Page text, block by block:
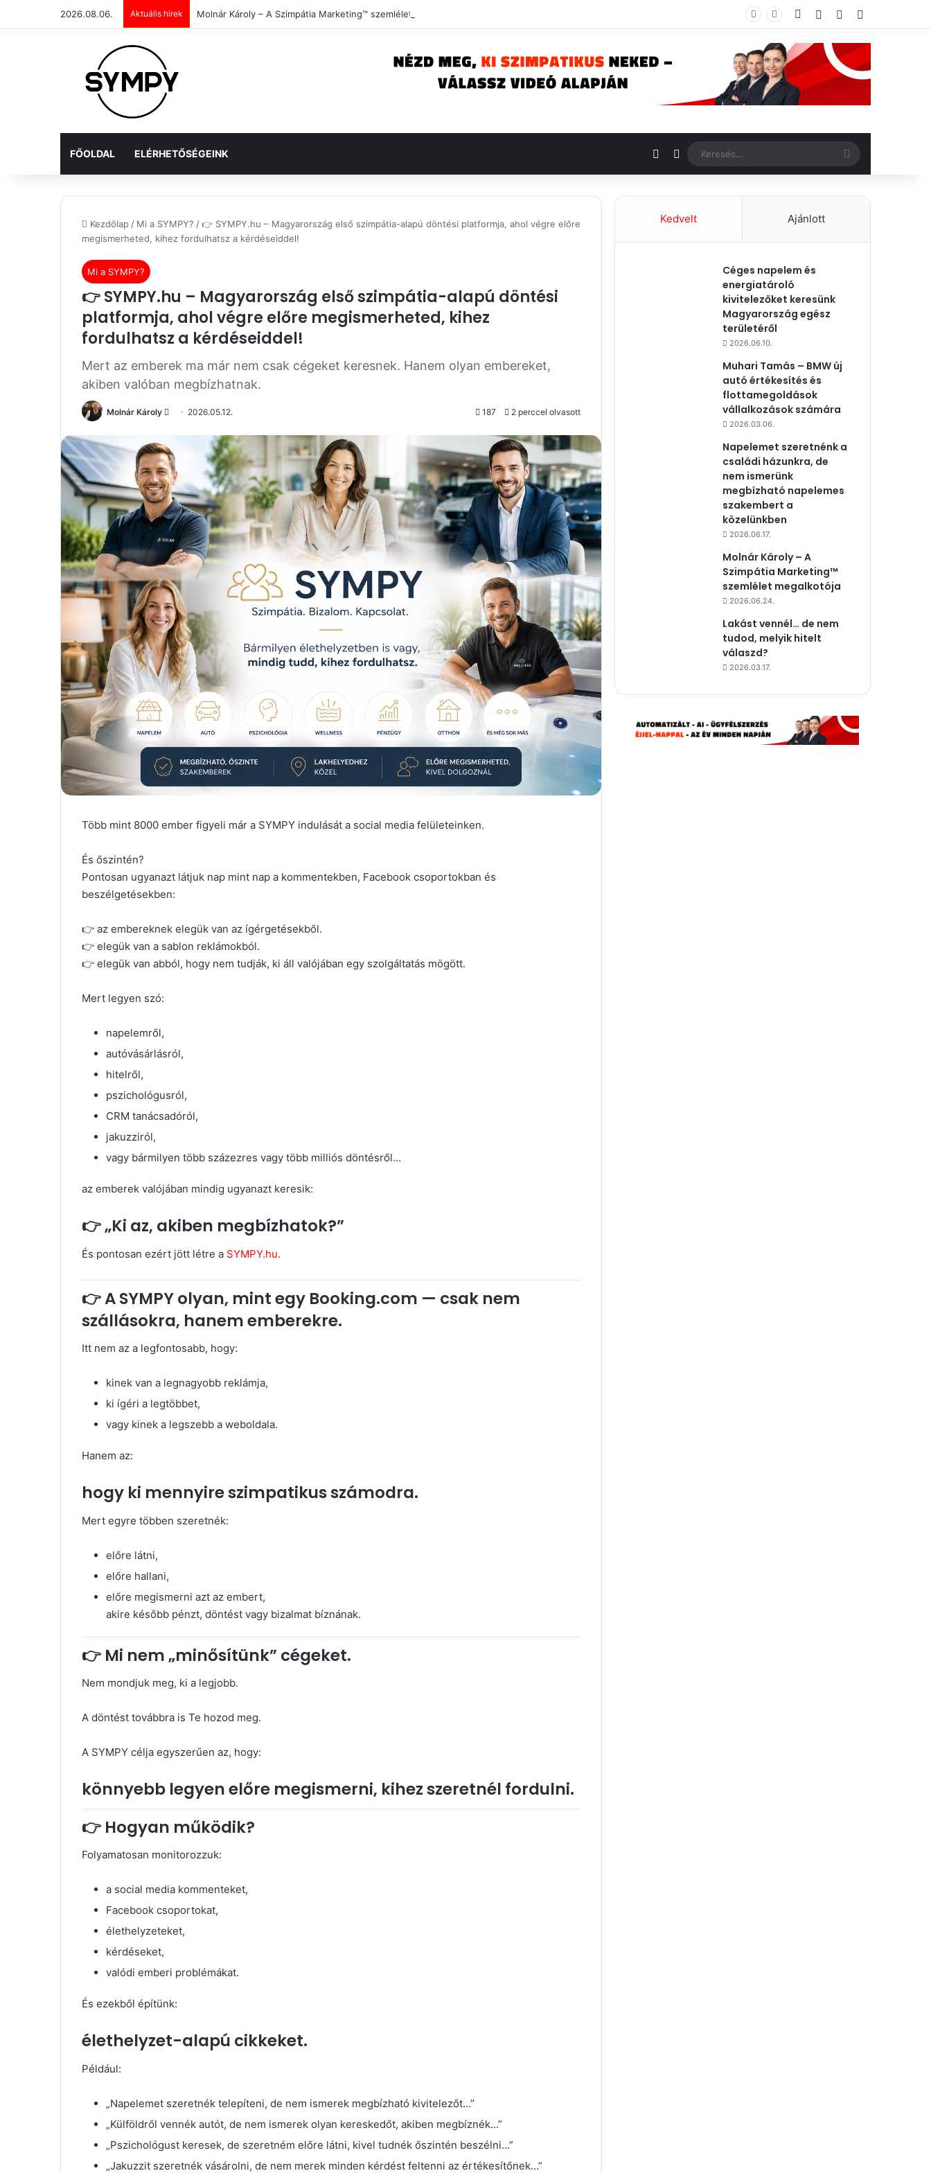
2026.08.06. Aktuális hírek Molnár Károly – A Szimpátia Marketing™ szemlélet megalkotója FacebookBejelentkezés
Véletlenszerű
FŐOLDAL ELÉRHETŐSÉGEINK Véletlenszerű cikk
Switch skin
Kezdőlap / Mi a SYMPY? / 👉 SYMPY.hu – Magyarország első szimpátia-alapú döntési platformja, ahol végre előre
megismerheted, kihez fordulhatsz a kérdéseiddel!
Mi a SYMPY?
👉 SYMPY.hu – Magyarország első szimpátia-alapú döntési
platformja, ahol végre előre megismerheted, kihez
fordulhatsz a kérdéseiddel!
Mert az emberek ma már nem csak cégeket keresnek. Hanem olyan embereket,
akiben valóban megbízhatnak.
Molnár Károly
d
a
n
e
m
a
i
l
2026.05.12. 187 2 perccel olvasott
Több mint 8000 ember figyeli már a SYMPY indulását a social media felületeinken.
És őszintén?
Pontosan ugyanazt látjuk nap mint nap a kommentekben, Facebook csoportokban és
beszélgetésekben:
👉 az embereknek elegük van az ígérgetésekből.
👉 elegük van a sablon reklámokból.
👉 elegük van abból, hogy nem tudják, ki áll valójában egy szolgáltatás mögött.
Mert legyen szó:
napelemről,
autóvásárlásról,
hitelről,
pszichológusról,
CRM tanácsadóról,
jakuzziról,
vagy bármilyen több százezres vagy több milliós döntésről…
az emberek valójában mindig ugyanazt keresik:
👉 „Ki az, akiben megbízhatok?”
És pontosan ezért jött létre a SYMPY.hu.
👉 A SYMPY olyan, mint egy Booking.com — csak nem
szállásokra, hanem emberekre.
Itt nem az a legfontosabb, hogy:
kinek van a legnagyobb reklámja,
ki ígéri a legtöbbet,
vagy kinek a legszebb a weboldala.
Hanem az:
hogy ki mennyire szimpatikus számodra.
Mert egyre többen szeretnék:
előre látni,
előre hallani,
előre megismerni azt az embert,
akire később pénzt, döntést vagy bizalmat bíznának.
👉 Mi nem „minősítünk” cégeket.
Nem mondjuk meg, ki a legjobb.
A döntést továbbra is Te hozod meg.
A SYMPY célja egyszerűen az, hogy:
könnyebb legyen előre megismerni, kihez szeretnél fordulni.
👉 Hogyan működik?
Folyamatosan monitorozzuk:
a social media kommenteket,
Facebook csoportokat,
élethelyzeteket,
kérdéseket,
valódi emberi problémákat.
És ezekből építünk:
élethelyzet-alapú cikkeket.
Például:
„Napelemet szeretnék telepíteni, de nem ismerek megbízható kivitelezőt…”
„Külföldről vennék autót, de nem ismerek olyan kereskedőt, akiben megbíznék…”
„Pszichológust keresek, de szeretném előre látni, kivel tudnék őszintén beszélni…”
„Jakuzzit szeretnék vásárolni, de nem merek minden kérdést feltenni az értékesítőnek…”
Kedvelt Ajánlott
Céges napelem és
energiatároló
kivitelezőket keresünk
Magyarország egész
területéről
2026.06.10.
Muhari Tamás – BMW új
autó értékesítés és
flottamegoldások
vállalkozások számára
2026.03.06.
Napelemet szeretnénk a
családi házunkra, de
nem ismerünk
megbízható napelemes
szakembert a
közelünkben
2026.06.17.
Molnár Károly – A
Szimpátia Marketing™
szemlélet megalkotója
2026.06.24.
Lakást vennél… de nem
tudod, melyik hitelt
válaszd?
2026.03.17.